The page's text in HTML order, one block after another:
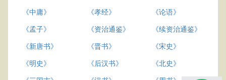
《中庸》
《孝经》
《论语》
《孟子》
《资治通鉴》
《续资治通鉴》
《新唐书》
《晋书》
《宋史》
《明史》
《后汉书》
《北史》